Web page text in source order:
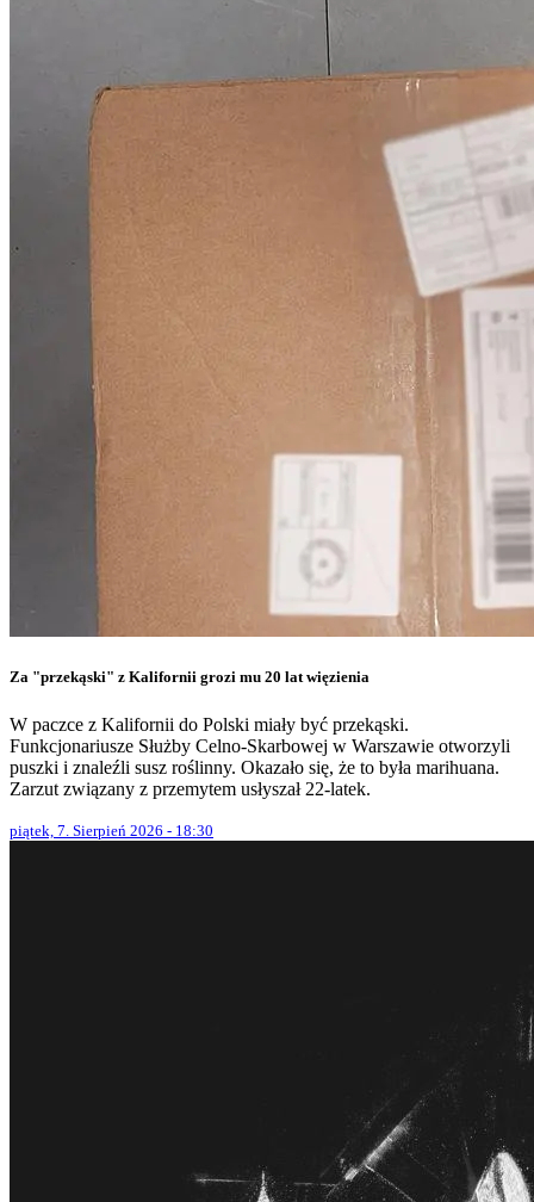
Za "przekąski" z Kalifornii grozi mu 20 lat więzienia
W paczce z Kalifornii do Polski miały być przekąski.
Funkcjonariusze Służby Celno-Skarbowej w Warszawie otworzyli
puszki i znaleźli susz roślinny. Okazało się, że to była marihuana.
Zarzut związany z przemytem usłyszał 22-latek.
piątek, 7. Sierpień 2026 - 18:30